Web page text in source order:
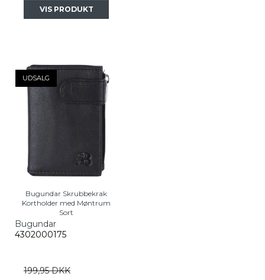
VIS PRODUKT
UDSALG
Bugundar Skrubbekrak
Kortholder med Møntrum
Sort
Bugundar
4302000175
199,95 DKK